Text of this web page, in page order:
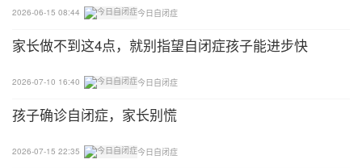
满。
41年间，苏富梅对每一名学生都视若己出；41年
间，她几乎把自己全部的爱都给了这群特殊的孩子
们；41年间，“苏妈妈”成了每位学生心中念念不忘的
那个人。
从一位青涩的老师到特殊教育学校校长，苏富梅不仅
2026-06-15 08:44 今日自闭症
家长做不到这4点，就别指望自闭症孩子能进步快
2026-07-10 16:40 今日自闭症
孩子确诊自闭症，家长别慌
2026-07-15 22:35 今日自闭症